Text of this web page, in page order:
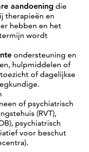
aandoening die
therapieën en
hebben en het
wordt
ondersteuning en
hulpmiddelen of
of dagelijkse
of psychiatrisch
(RVT),
psychiatrisch
voor beschut